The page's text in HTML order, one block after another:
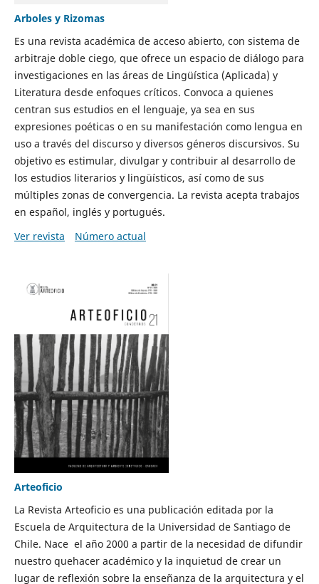
Arboles y Rizomas
Es una revista académica de acceso abierto, con sistema de
arbitraje doble ciego, que ofrece un espacio de diálogo para
investigaciones en las áreas de Lingüística (Aplicada) y
Literatura desde enfoques críticos. Convoca a quienes
centran sus estudios en el lenguaje, ya sea en sus
expresiones poéticas o en su manifestación como lengua en
uso a través del discurso y diversos géneros discursivos. Su
objetivo es estimular, divulgar y contribuir al desarrollo de
los estudios literarios y lingüísticos, así como de sus
múltiples zonas de convergencia. La revista acepta trabajos
en español, inglés y portugués.
Ver revista
Número actual
Arteoficio
La Revista Arteoficio es una publicación editada por la
Escuela de Arquitectura de la Universidad de Santiago de
Chile. Nace el año 2000 a partir de la necesidad de difundir
nuestro quehacer académico y la inquietud de crear un
lugar de reflexión sobre la enseñanza de la arquitectura y el